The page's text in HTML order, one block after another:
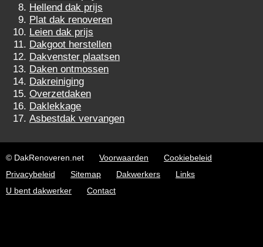
Hellend dak prijs
Plat dak renoveren
Leien dak prijs
Dakgoot herstellen
Dakvenster plaatsen
Daken ontmossen
Dakreiniging
Overzetdaken
Daklekkage
Asbestdak vervangen
© DakRenoveren.net Voorwaarden
Cookiebeleid
Privacybeleid
Sitemap Dakwerkers
Links
U bent dakwerker
Contact